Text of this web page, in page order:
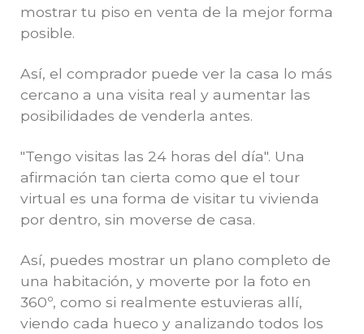
mostrar tu piso en venta de la mejor forma
posible.
Así, el comprador puede ver la casa lo más
cercano a una visita real y aumentar las
posibilidades de venderla antes.
"Tengo visitas las 24 horas del día". Una
afirmación tan cierta como que el tour
virtual es una forma de visitar tu vivienda
por dentro, sin moverse de casa.
Así, puedes mostrar un plano completo de
una habitación, y moverte por la foto en
360º, como si realmente estuvieras allí,
viendo cada hueco y analizando todos los